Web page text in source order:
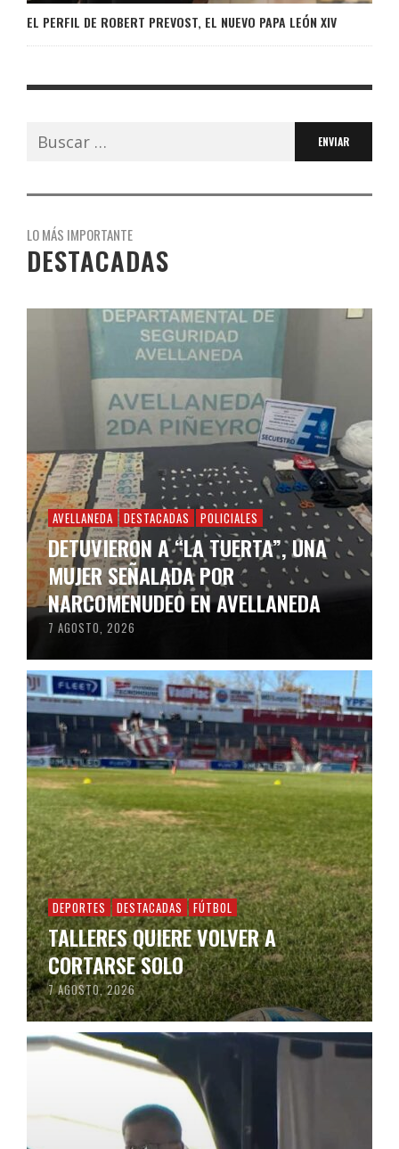
EL PERFIL DE ROBERT PREVOST, EL NUEVO PAPA LEÓN XIV
Buscar:
LO MÁS IMPORTANTE
DESTACADAS
AVELLANEDA DESTACADAS POLICIALES
DETUVIERON A “LA TUERTA”, UNA
MUJER SEÑALADA POR
NARCOMENUDEO EN AVELLANEDA
7 AGOSTO, 2026
DEPORTES DESTACADAS FÚTBOL
TALLERES QUIERE VOLVER A
CORTARSE SOLO
7 AGOSTO, 2026